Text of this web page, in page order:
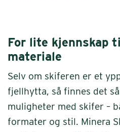
For lite kjennskap
materiale
Selv om skiferen er et
fjellhytta, så finnes det
muligheter med skifer –
formater og stil. Minera